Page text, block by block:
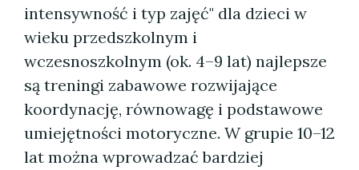
intensywność i typ zajęć" dla dzieci w
wieku przedszkolnym i
wczesnoszkolnym (ok. 4–9 lat) najlepsze
są treningi zabawowe rozwijające
koordynację, równowagę i podstawowe
umiejętności motoryczne. W grupie 10–12
lat można wprowadzać bardziej